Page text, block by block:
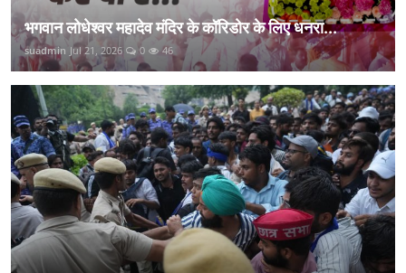
भगवान लोधेश्वर महादेव मंदिर के कॉरिडोर के लिए धनरा...
suadmin Jul 21, 2026 0 46